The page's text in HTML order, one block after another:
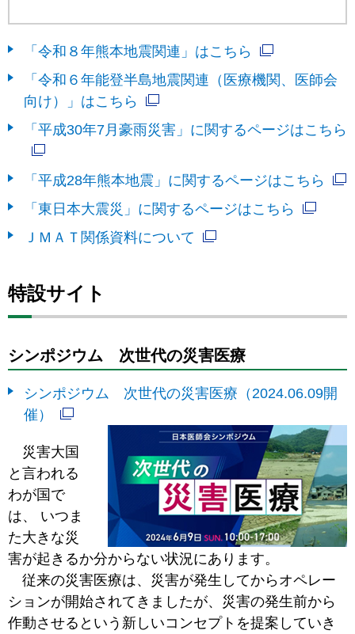
「令和８年熊本地震関連」はこちら
「令和６年能登半島地震関連（医療機関、医師会
向け）」はこちら
「平成30年7月豪雨災害」に関するページはこちら
「平成28年熊本地震」に関するページはこちら
「東日本大震災」に関するページはこちら
ＪＭＡＴ関係資料について
特設サイト
シンポジウム 次世代の災害医療
シンポジウム 次世代の災害医療（2024.06.09開
催）
災害大国
と言われる
わが国で
は、 いつま
た大きな災
害が起きるか分からない状況にあります。
従来の災害医療は、災害が発生してからオペレー
ションが開始されてきましたが、災害の発生前から
作動させるという新しいコンセプトを提案していき